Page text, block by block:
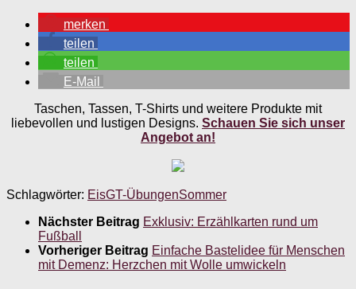
merken
teilen
teilen
E-Mail
Taschen, Tassen, T-Shirts und weitere Produkte mit
liebevollen und lustigen Designs. Schauen Sie sich unser
Angebot an!
Schlagwörter: EisGT-ÜbungenSommer
Nächster Beitrag Exklusiv: Erzählkarten rund um
Fußball
Vorheriger Beitrag Einfache Bastelidee für Menschen
mit Demenz: Herzchen mit Wolle umwickeln